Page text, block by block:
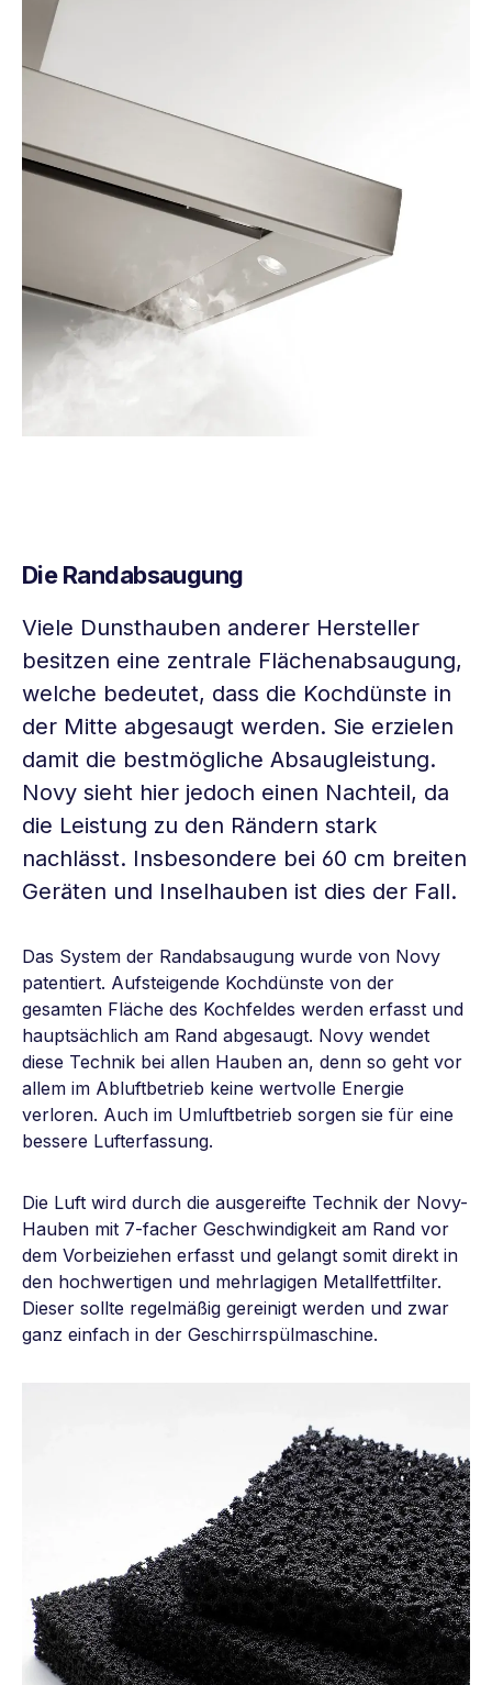
Die Randabsaugung
Viele Dunsthauben anderer Hersteller
besitzen eine zentrale Flächenabsaugung,
welche bedeutet, dass die Kochdünste in
der Mitte abgesaugt werden. Sie erzielen
damit die bestmögliche Absaugleistung.
Novy sieht hier jedoch einen Nachteil, da
die Leistung zu den Rändern stark
nachlässt. Insbesondere bei 60 cm breiten
Geräten und Inselhauben ist dies der Fall.
Das System der Randabsaugung wurde von Novy
patentiert. Aufsteigende Kochdünste von der
gesamten Fläche des Kochfeldes werden erfasst und
hauptsächlich am Rand abgesaugt. Novy wendet
diese Technik bei allen Hauben an, denn so geht vor
allem im Abluftbetrieb keine wertvolle Energie
verloren. Auch im Umluftbetrieb sorgen sie für eine
bessere Lufterfassung.
Die Luft wird durch die ausgereifte Technik der Novy-
Hauben mit 7-facher Geschwindigkeit am Rand vor
dem Vorbeiziehen erfasst und gelangt somit direkt in
den hochwertigen und mehrlagigen Metallfettfilter.
Dieser sollte regelmäßig gereinigt werden und zwar
ganz einfach in der Geschirrspülmaschine.